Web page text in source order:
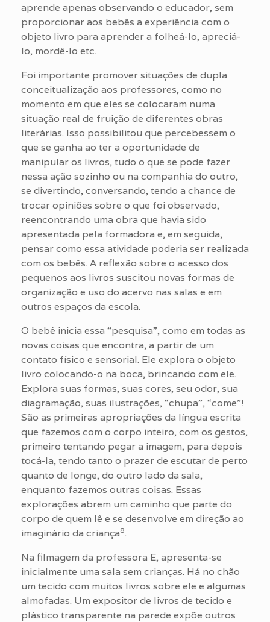
aprende apenas observando o educador, sem
proporcionar aos bebês a experiência com o
objeto livro para aprender a folheá-lo, apreciá-
lo, mordê-lo etc.
Foi importante promover situações de dupla
conceitualização aos professores, como no
momento em que eles se colocaram numa
situação real de fruição de diferentes obras
literárias. Isso possibilitou que percebessem o
que se ganha ao ter a oportunidade de
manipular os livros, tudo o que se pode fazer
nessa ação sozinho ou na companhia do outro,
se divertindo, conversando, tendo a chance de
trocar opiniões sobre o que foi observado,
reencontrando uma obra que havia sido
apresentada pela formadora e, em seguida,
pensar como essa atividade poderia ser realizada
com os bebês. A reflexão sobre o acesso dos
pequenos aos livros suscitou novas formas de
organização e uso do acervo nas salas e em
outros espaços da escola.
O bebê inicia essa “pesquisa”, como em todas as
novas coisas que encontra, a partir de um
contato físico e sensorial. Ele explora o objeto
livro colocando-o na boca, brincando com ele.
Explora suas formas, suas cores, seu odor, sua
diagramação, suas ilustrações, “chupa”, “come”!
São as primeiras apropriações da língua escrita
que fazemos com o corpo inteiro, com os gestos,
primeiro tentando pegar a imagem, para depois
tocá-la, tendo tanto o prazer de escutar de perto
quanto de longe, do outro lado da sala,
enquanto fazemos outras coisas. Essas
explorações abrem um caminho que parte do
corpo de quem lê e se desenvolve em direção ao
imaginário da criança8.
Na filmagem da professora E, apresenta-se
inicialmente uma sala sem crianças. Há no chão
um tecido com muitos livros sobre ele e algumas
almofadas. Um expositor de livros de tecido e
plástico transparente na parede expõe outros